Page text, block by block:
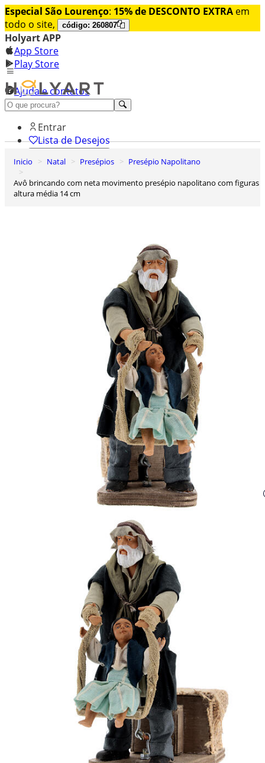
Especial São Lourenço: 15% de DESCONTO EXTRA em
todo o site,
código: 260807
Holyart APP
App Store
Play Store
Ajuda e contatos
Conheça premium
Entrar
Lista de Desejos
Inicio Natal Presépios
Presépio Napolitano
Avô brincando com neta movimento presépio napolitano com figuras
altura média 14 cm